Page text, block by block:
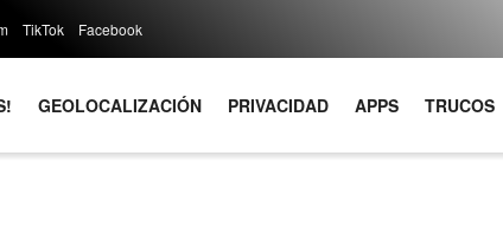
TikTok Facebook
GEOLOCALIZACIÓN PRIVACIDAD APPS TRUCOS